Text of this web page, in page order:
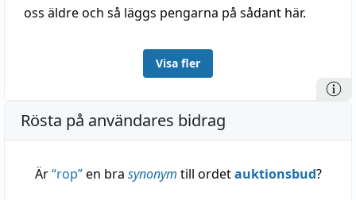
oss äldre och så läggs pengarna på sådant här.
Visa fler
Rösta på användares bidrag
Är“rop”en bra synonym till ordetauktionsbud?